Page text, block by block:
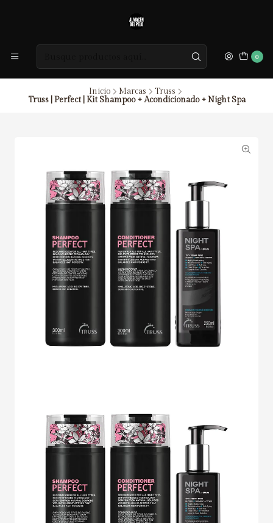
0
Inicio Marcas
Truss
Truss | Perfect | Kit Shampoo + Acondicionado + Night Spa